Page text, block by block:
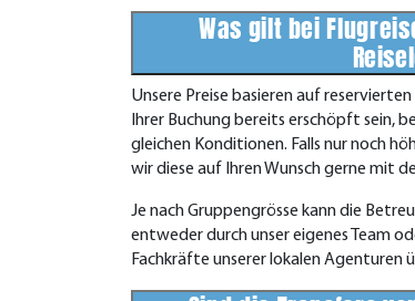
Was gilt bei
Unsere Preise basieren auf
Ihrer Buchung bereits erschöpft sein,
gleichen Konditionen. Falls nur noch
wir diese auf Ihren Wunsch gerne mit
Je nach Gruppengrösse kann die
entweder durch unser eigenes Team
Fachkräfte unserer lokalen Agenturen